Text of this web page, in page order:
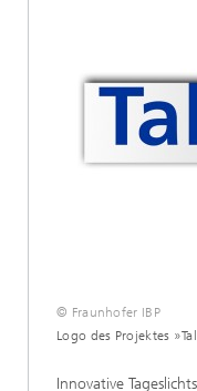
© Fraunhofer IBP
Logo des Projektes
Innovative